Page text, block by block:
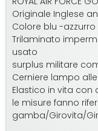
Originale Inglese
Colore blu -azzurro
Trilaminato
usato
surplus militare
Cerniere lampo
Elastico in vita con
le misure fanno
gamba/Girovita/